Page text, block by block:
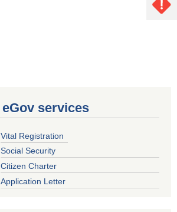
eGov services
Vital Registration
Social Security
Citizen Charter
Application Letter